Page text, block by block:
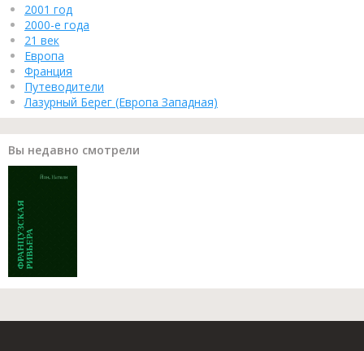
2001 год
2000-е года
21 век
Европа
Франция
Путеводители
Лазурный Берег (Европа Западная)
Вы недавно смотрели